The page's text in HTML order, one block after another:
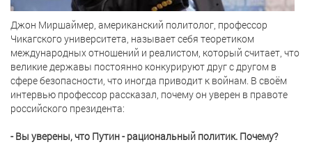
Джон Миршаймер, американский политолог, профессор
Чикагского университета, называет себя теоретиком
международных отношений и реалистом, который считает, что
великие державы постоянно конкурируют друг с другом в
сфере безопасности, что иногда приводит к войнам. В своём
интервью профессор рассказал, почему он уверен в правоте
российского президента:
- Вы уверены, что Путин - рациональный политик. Почему?